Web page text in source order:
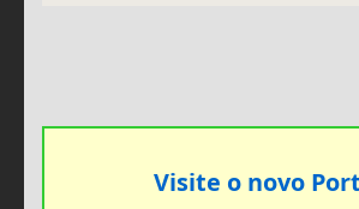
Visite o novo